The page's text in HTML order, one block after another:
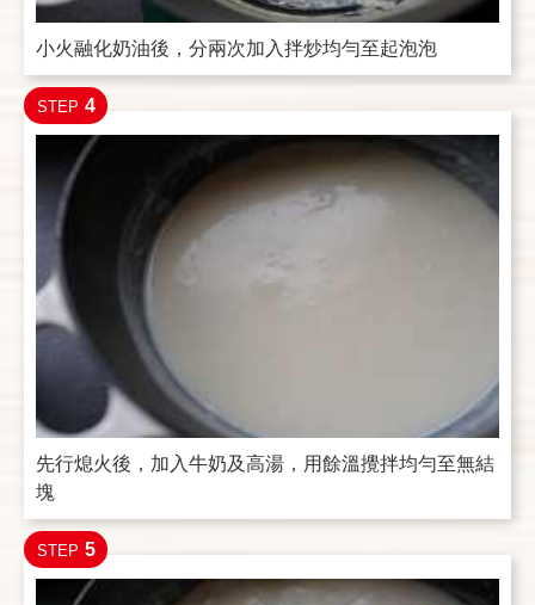
小火融化奶油後，分兩次加入拌炒均勻至起泡泡
STEP 4
先行熄火後，加入牛奶及高湯，用餘溫攪拌均勻至無結
塊
STEP 5